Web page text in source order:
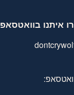
איתנו בוואטסאפ